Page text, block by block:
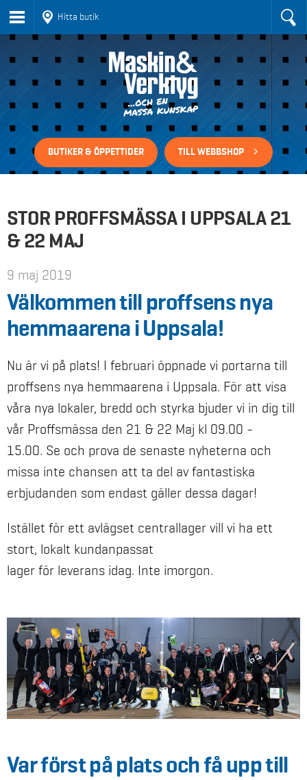
Hitta butik
BUTIKER & ÖPPETTIDER TILL WEBBSHOP
STOR PROFFSMÄSSA I UPPSALA 21
& 22 MAJ
9 maj 2019
Välkommen till proffsens nya
hemmaarena i Uppsala!
Nu är vi på plats! I februari öppnade vi portarna till
proffsens nya hemmaarena i Uppsala. För att visa
våra nya lokaler, bredd och styrka bjuder vi in dig till
vår Proffsmässa den 21 & 22 Maj kl 09.00 -
15.00. Se och prova de senaste nyheterna och
missa inte chansen att ta del av fantastiska
erbjudanden som endast gäller dessa dagar!
Istället för ett avlägset centrallager vill vi ha ett
stort, lokalt kundanpassat
lager för leverans idag. Inte imorgon.
Var först på plats och få upp till